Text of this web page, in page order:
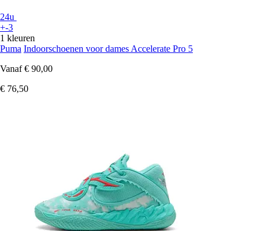
24u
+-3
1 kleuren
Puma Indoorschoenen voor dames Accelerate Pro 5
Vanaf € 90,00
€ 76,50